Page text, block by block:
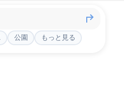
公園 もっと見る